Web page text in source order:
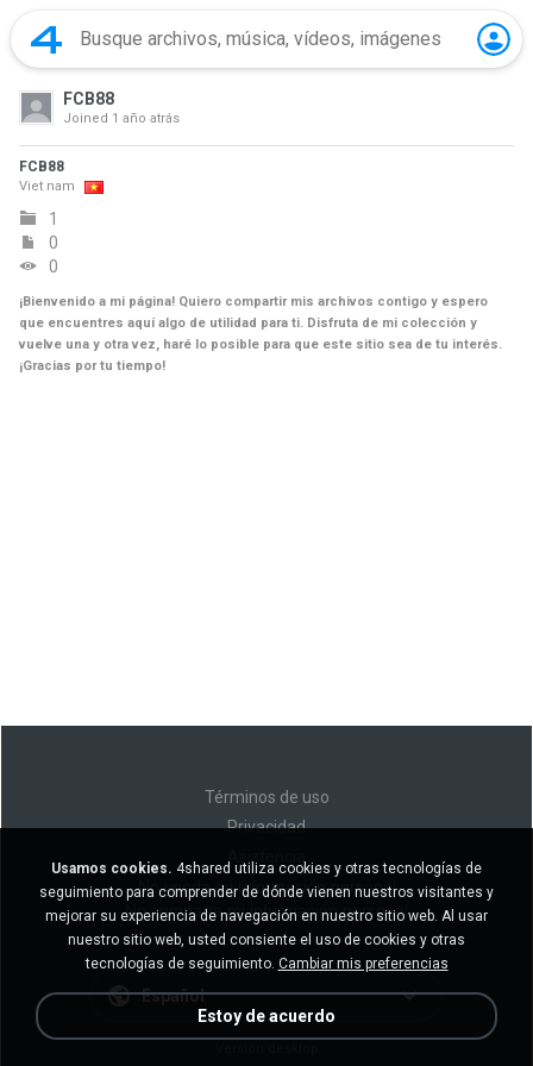
FCB88
Joined 1 año atrás
FCB88
Viet nam
1
0
0
¡Bienvenido a mi página! Quiero compartir mis archivos contigo y espero
que encuentres aquí algo de utilidad para ti. Disfruta de mi colección y
vuelve una y otra vez, haré lo posible para que este sitio sea de tu interés.
¡Gracias por tu tiempo!
Términos de uso
Privacidad
No venda mi información personal
No comparta mi información personal
Español
Usamos cookies. 4shared utiliza cookies y otras tecnologías de
seguimiento para comprender de dónde vienen nuestros visitantes y
mejorar su experiencia de navegación en nuestro sitio web. Al usar
nuestro sitio web, usted consiente el uso de cookies y otras
tecnologías de seguimiento. Cambiar mis preferencias
Estoy de acuerdo